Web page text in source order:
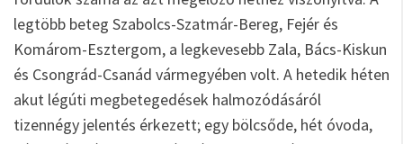
legtöbb beteg Szabolcs-Szatmár-Bereg, Fejér és
Komárom-Esztergom, a legkevesebb Zala, Bács-Kiskun
és Csongrád-Csanád vármegyében volt. A hetedik héten
akut légúti megbetegedések halmozódásáról
tizennégy jelentés érkezett; egy bölcsőde, hét óvoda,